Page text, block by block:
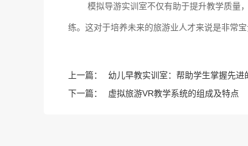
模拟导游实训室不仅有助于提升教学质量
练。这对于培养未来的旅游业人才来说是非常宝
上一篇：
幼儿早教实训室：帮助学生掌握先
下一篇：
虚拟旅游VR教学系统的组成及特点